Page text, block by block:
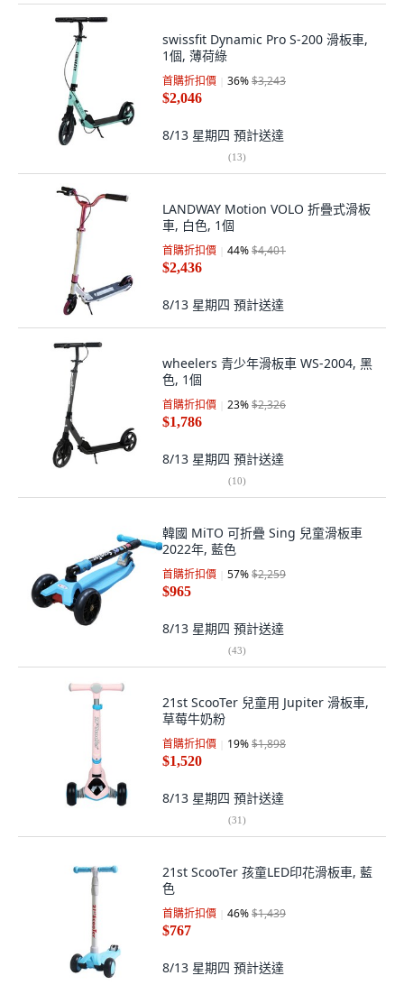
swissfit Dynamic Pro S-200 滑板車,
1個, 薄荷綠
首購折扣價 36%$3,243
$2,046
8/13 星期四 預計送達
(13)
LANDWAY Motion VOLO 折疊式滑板
車, 白色, 1個
首購折扣價 44%$4,401
$2,436
8/13 星期四 預計送達
wheelers 青少年滑板車 WS-2004, 黑
色, 1個
首購折扣價 23%$2,326
$1,786
8/13 星期四 預計送達
(10)
韓國 MiTO 可折疊 Sing 兒童滑板車
2022年, 藍色
首購折扣價 57%$2,259
$965
8/13 星期四 預計送達
(43)
21st ScooTer 兒童用 Jupiter 滑板車,
草莓牛奶粉
首購折扣價 19%$1,898
$1,520
8/13 星期四 預計送達
(31)
21st ScooTer 孩童LED印花滑板車, 藍
色
首購折扣價 46%$1,439
$767
8/13 星期四 預計送達